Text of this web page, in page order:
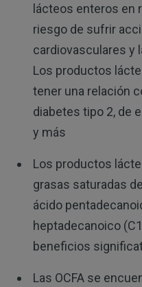
lácteos enteros en
riesgo de sufrir
cardiovasculares y
Los productos
tener una relación
diabetes tipo 2, de
y más
Los productos
grasas saturadas
ácido
heptadecanoico
beneficios
Las OCFA se